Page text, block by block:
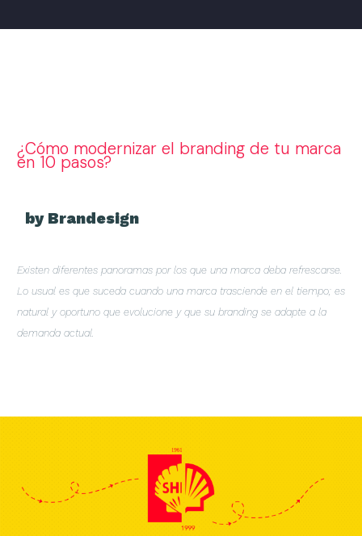
¿Cómo modernizar el branding de tu marca
en 10 pasos?
by Brandesign
Existen diferentes panoramas por los que una marca deba refrescarse.
Lo usual es que suceda cuando una marca trasciende en el tiempo; es
natural y oportuno que evolucione y que su branding se adapte a la
demanda actual.